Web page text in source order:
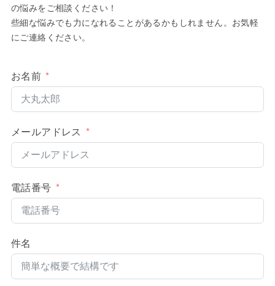
の悩みをご相談ください！
些細な悩みでも力になれることがあるかもしれません。お気軽
にご連絡ください。
お名前
メールアドレス
電話番号
件名